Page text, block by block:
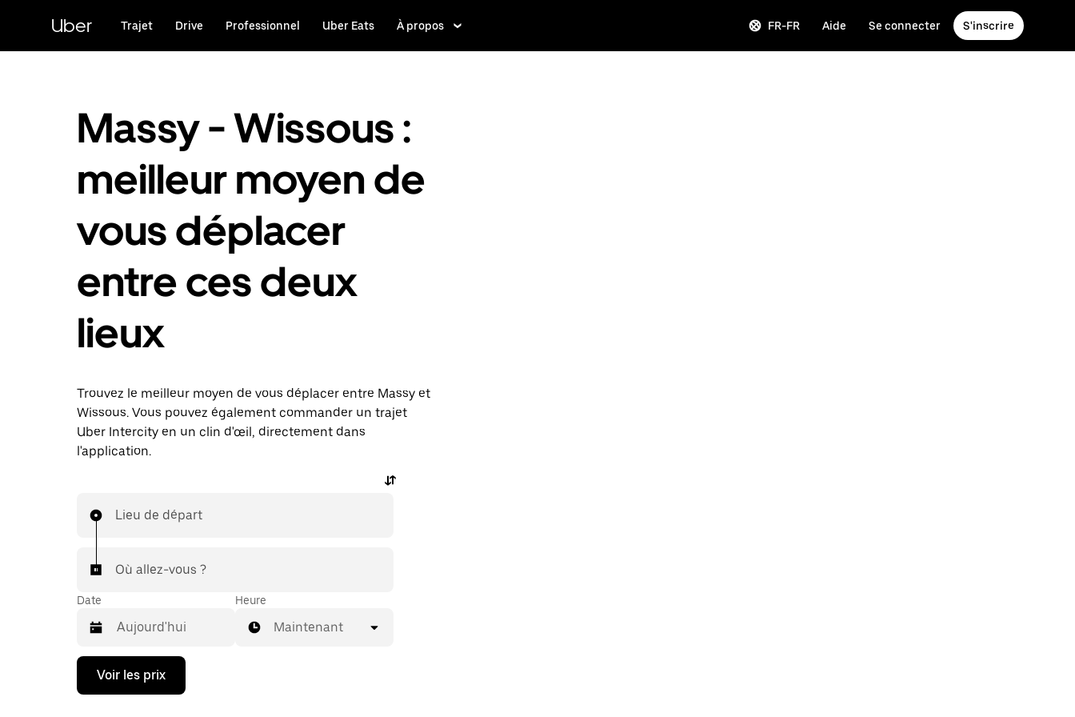
principal
Uber Trajet Drive Professionnel Uber Eats À propos FR-FR Aide Se connecter S'inscrire
Massy - Wissous :
meilleur moyen de
vous déplacer
entre ces deux
lieux
Trouvez le meilleur moyen de vous déplacer entre Massy et
Wissous. Vous pouvez également commander un trajet
Uber Intercity en un clin d'œil, directement dans
l'application.
Lieu de départ
Où allez-vous ?
Date
Appuyez
la
Heure
Maintenant
Voir les prix